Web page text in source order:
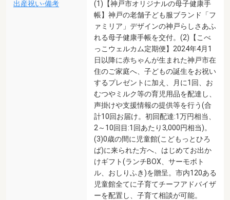
出産祝い-備考
(1)【神戸市オリジナルの母子健康手
帳】神戸の老舗子ども服ブランド「フ
ァミリア」デザインの神戸らしさあふ
れる母子健康手帳を交付。(2)【こべ
っこウェルカム定期便】2024年4月1
日以降に赤ちゃんが生まれた神戸市在
住のご家庭へ、子どもの誕生をお祝い
するプレゼントに加え、月に1回、お
むつやミルク等の育児用品を配達し、
声掛けや支援情報の提供等を行う(合
計10回お届け。初回配達:1万円相当、
2～10回目:1回あたり3,000円相当)。
(3)0歳の間に児童館(こどもっとひろ
ば)に来られた方へ、はじめてお出か
けギフト(ランチBOX、サーモボト
ル、おしりふき)を贈呈。市内120ある
児童館全てに子育てチーフアドバイザ
ーを配置し、子育て相談が可能。